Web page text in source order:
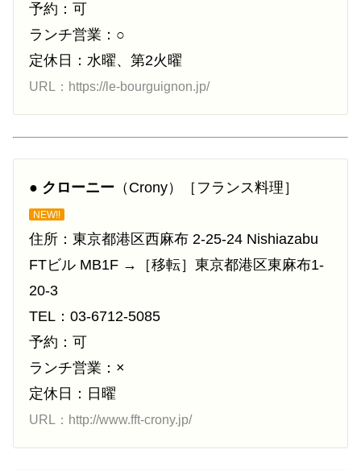
予約：可
ランチ営業：○
定休日：水曜、第2火曜
URL：https://le-bourguignon.jp/
● クローニー （Crony）［フランス料理］
NEW!!
住所：東京都港区西麻布 2-25-24 Nishiazabu
FTビル MB1F →［移転］東京都港区東麻布1-
20-3
TEL：03-6712-5085
予約：可
ランチ営業：×
定休日：日曜
URL：http://www.fft-crony.jp/